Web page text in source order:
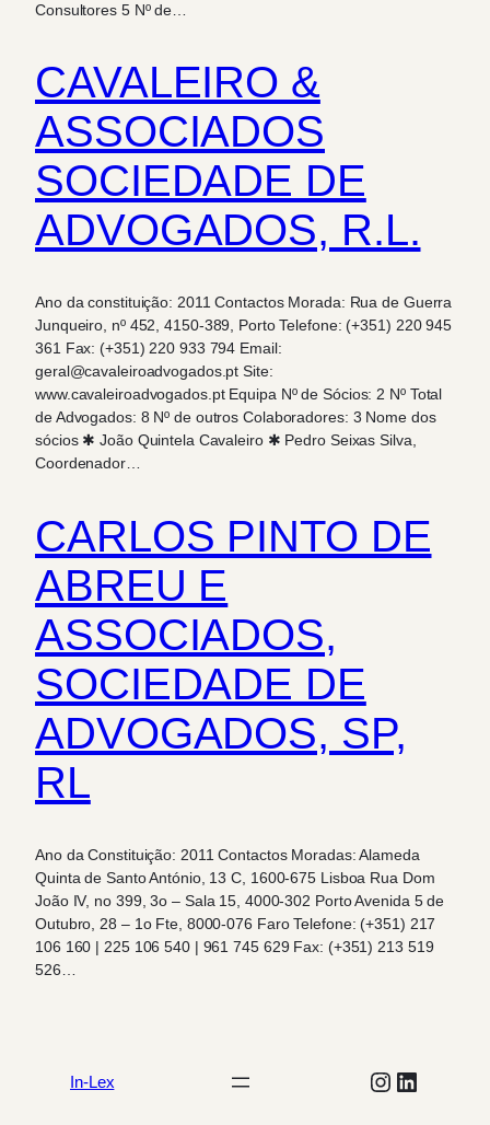
Consultores 5 Nº de…
CAVALEIRO &
ASSOCIADOS
SOCIEDADE DE
ADVOGADOS, R.L.
Ano da constituição: 2011 Contactos Morada: Rua de Guerra
Junqueiro, nº 452, 4150-389, Porto Telefone: (+351) 220 945
361 Fax: (+351) 220 933 794 Email:
geral@cavaleiroadvogados.pt Site:
www.cavaleiroadvogados.pt Equipa Nº de Sócios: 2 Nº Total
de Advogados: 8 Nº de outros Colaboradores: 3 Nome dos
sócios ✱ João Quintela Cavaleiro ✱ Pedro Seixas Silva,
Coordenador…
CARLOS PINTO DE
ABREU E
ASSOCIADOS,
SOCIEDADE DE
ADVOGADOS, SP,
RL
Ano da Constituição: 2011 Contactos Moradas: Alameda
Quinta de Santo António, 13 C, 1600-675 Lisboa Rua Dom
João IV, no 399, 3o – Sala 15, 4000-302 Porto Avenida 5 de
Outubro, 28 – 1o Fte, 8000-076 Faro Telefone: (+351) 217
106 160 | 225 106 540 | 961 745 629 Fax: (+351) 213 519
526…
In-Lex Instagram
LinkedIn